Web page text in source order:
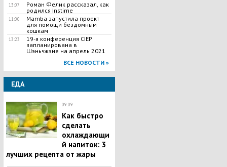
13:07
Роман Фелик рассказал, как
родился Instime
11:00
Mamba запустила проект
для помощи бездомным
кошкам
13:23
19-я конференция CIEP
запланирована в
Шэньчжэне на апрель 2021
ВСЕ НОВОСТИ »
ЕДА
09:09
Как быстро
сделать
охлаждающи
й напиток: 3
лучших рецепта от жары